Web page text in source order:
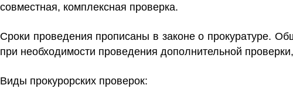
совместная, комплексная проверка.
Сроки проведения прописаны в законе о прокуратуре.
при необходимости проведения дополнительной
Виды прокурорских проверок: